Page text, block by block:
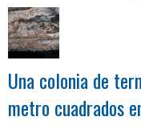
Una colonia de
metro cuadrados